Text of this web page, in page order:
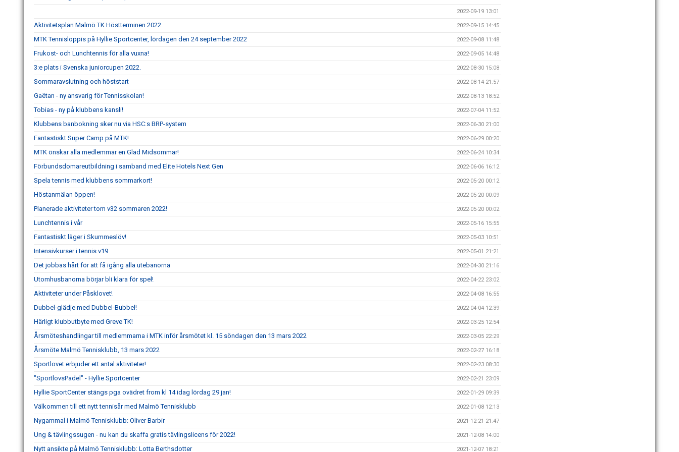
2022-09-19 13:01
Aktivitetsplan Malmö TK Höstterminen 2022 2022-09-15 14:45
MTK Tennisloppis på Hyllie Sportcenter, lördagen den 24 september 2022 2022-09-08 11:48
Frukost- och Lunchtennis för alla vuxna! 2022-09-05 14:48
3:e plats i Svenska juniorcupen 2022. 2022-08-30 15:08
Sommaravslutning och höststart 2022-08-14 21:57
Gaëtan - ny ansvarig för Tennisskolan! 2022-08-13 18:52
Tobias - ny på klubbens kansli! 2022-07-04 11:52
Klubbens banbokning sker nu via HSC:s BRP-system 2022-06-30 21:00
Fantastiskt Super Camp på MTK! 2022-06-29 00:20
MTK önskar alla medlemmar en Glad Midsommar! 2022-06-24 10:34
Förbundsdomareutbildning i samband med Elite Hotels Next Gen 2022-06-06 16:12
Spela tennis med klubbens sommarkort! 2022-05-20 00:12
Höstanmälan öppen! 2022-05-20 00:09
Planerade aktiviteter tom v32 sommaren 2022! 2022-05-20 00:02
Lunchtennis i vår 2022-05-16 15:55
Fantastiskt läger i Skummeslöv! 2022-05-03 10:51
Intensivkurser i tennis v19 2022-05-01 21:21
Det jobbas hårt för att få igång alla utebanorna 2022-04-30 21:16
Utomhusbanorna börjar bli klara för spel! 2022-04-22 23:02
Aktiviteter under Påsklovet! 2022-04-08 16:55
Dubbel-glädje med Dubbel-Bubbel! 2022-04-04 12:39
Härligt klubbutbyte med Greve TK! 2022-03-25 12:54
Årsmöteshandlingar till medlemmarna i MTK inför årsmötet kl. 15 söndagen den 13 mars 2022 2022-03-05 22:29
Årsmöte Malmö Tennisklubb, 13 mars 2022 2022-02-27 16:18
Sportlovet erbjuder ett antal aktiviteter! 2022-02-23 08:30
"SportlovsPadel" - Hyllie Sportcenter 2022-02-21 23:09
Hyllie SportCenter stängs pga ovädret from kl 14 idag lördag 29 jan! 2022-01-29 09:39
Välkommen till ett nytt tennisår med Malmö Tennisklubb 2022-01-08 12:13
Nygammal i Malmö Tennisklubb: Oliver Barbir 2021-12-21 21:47
Ung & tävlingssugen - nu kan du skaffa gratis tävlingslicens för 2022! 2021-12-08 14:00
Nytt ansikte på Malmö Tennisklubb: Lotta Berthsdotter 2021-12-07 18:21